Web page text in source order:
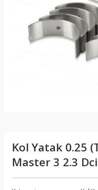
Kol Yatak 0.25
Master 3 2.3